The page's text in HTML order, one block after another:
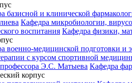
базисной и клинической
Кафедра микробиологии,
воспитания Кафедра физики,
военно-медицинской подготовки и
с курсом спортивной
Э.С. Матыева Кафедра
корпус